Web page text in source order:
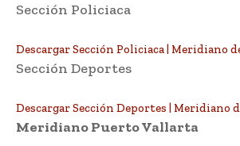
Sección Policiaca
Descargar Sección Policiaca | Meridiano
Sección Deportes
Descargar Sección Deportes | Meridiano
Meridiano Puerto Vallarta